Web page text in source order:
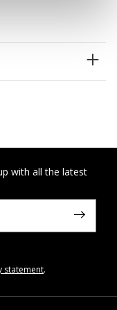
with all the latest
statement.